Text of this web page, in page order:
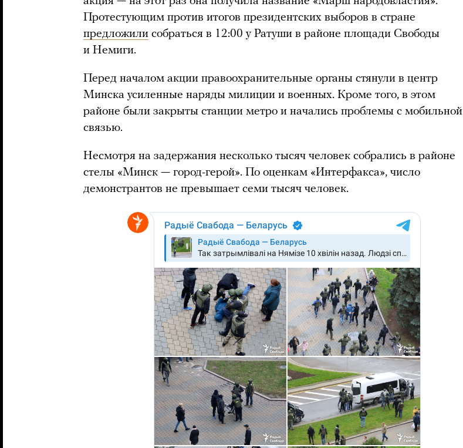
Протестующим против итогов президентских выборов в стране
предложили собраться в 12:00 у Ратуши в районе площади Свободы
и Немиги.
Перед началом акции правоохранительные органы стянули в центр
Минска усиленные наряды милиции и военных. Кроме того, в этом
районе были закрыты станции метро и начались проблемы с мобильной
связью.
Несмотря на задержания несколько тысяч человек собрались в районе
стелы «Минск — город-герой». По оценкам «Интерфакса», число
демонстрантов не превышает семи тысяч человек.